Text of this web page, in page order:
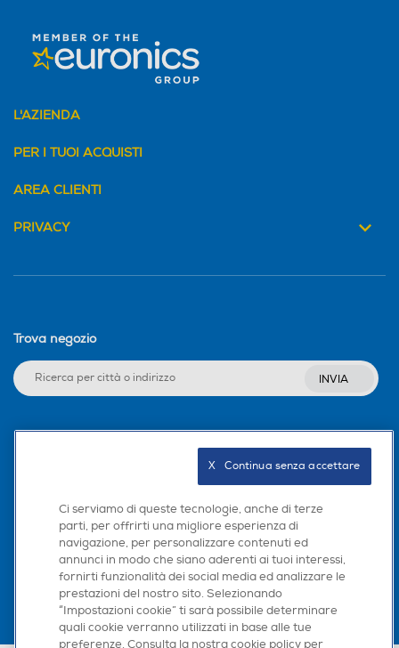
L'AZIENDA
PER I TUOI ACQUISTI
AREA CLIENTI
PRIVACY
Trova negozio
INVIA
Scarica la nostra app
Ci serviamo di queste tecnologie, anche di terze
parti, per offrirti una migliore esperienza di
navigazione, per personalizzare contenuti ed
annunci in modo che siano aderenti ai tuoi interessi,
fornirti funzionalità dei social media ed analizzare le
prestazioni del nostro sito. Selezionando
“Impostazioni cookie” ti sarà possibile determinare
quali cookie verranno utilizzati in base alle tue
preferenze. Consulta la nostra cookie policy per
X   Continua senza accettare